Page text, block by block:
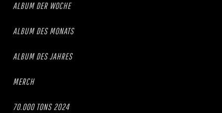
ALBUM DER WOCHE
ALBUM DES MONATS
ALBUM DES JAHRES
MERCH
70.000 TONS 2024